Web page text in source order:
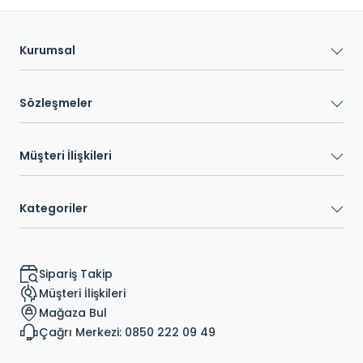
Kurumsal
Sözleşmeler
Müşteri İlişkileri
Kategoriler
Sipariş Takip
Müşteri İlişkileri
Mağaza Bul
Çağrı Merkezi: 0850 222 09 49